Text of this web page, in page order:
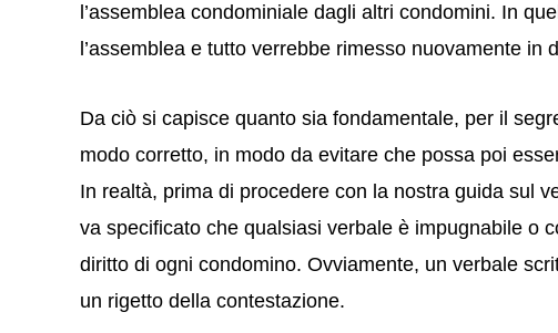
l’assemblea condominiale dagli altri condomini. In
l’assemblea e tutto verrebbe rimesso nuovamente in
Da ciò si capisce quanto sia fondamentale, per il
modo corretto, in modo da evitare che possa poi
In realtà, prima di procedere con la nostra guida sul
va specificato che qualsiasi verbale è impugnabile o
diritto di ogni condomino. Ovviamente, un verbale
un rigetto della contestazione.